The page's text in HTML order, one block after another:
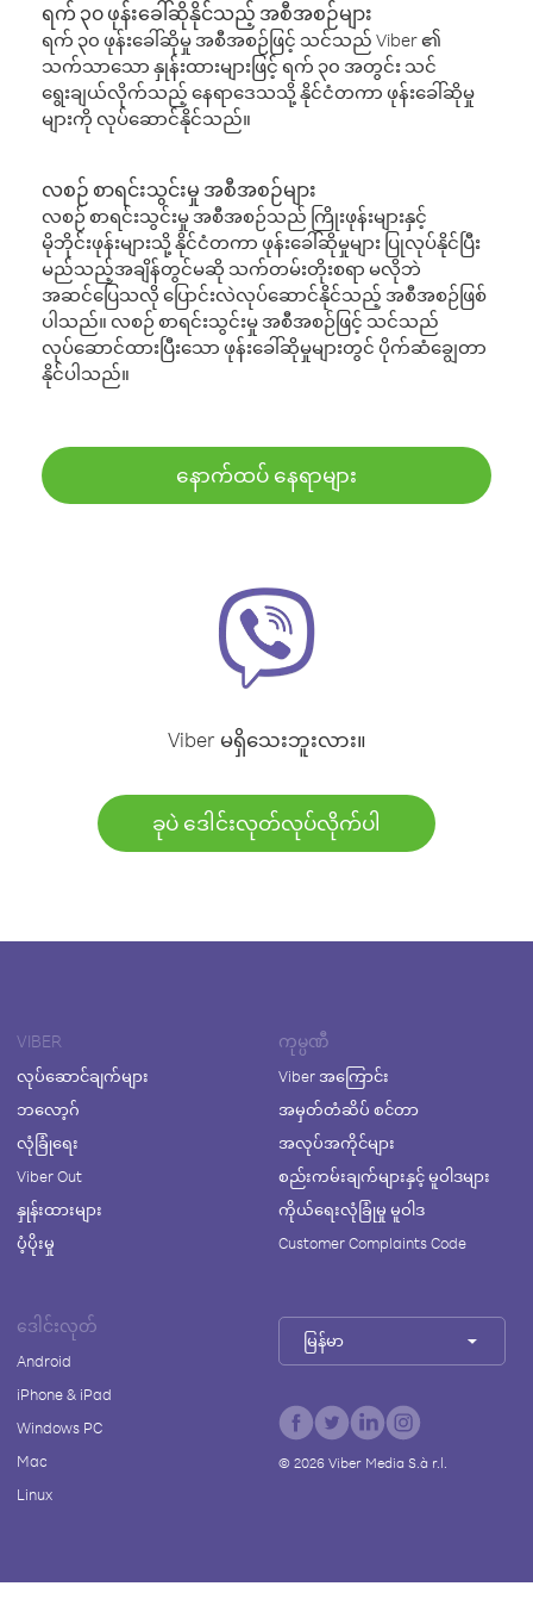
ရက် ၃၀ ဖုန်းခေါ်ဆိုနိုင်သည့် အစီအစဉ်များ
ရက် ၃၀ ဖုန်းခေါ်ဆိုမှု အစီအစဉ်ဖြင့် သင်သည် Viber ၏
သက်သာသော နှုန်းထားများဖြင့် ရက် ၃၀ အတွင်း သင်
ရွေးချယ်လိုက်သည့် နေရာဒေသသို့ နိုင်ငံတကာ ဖုန်းခေါ်ဆိုမှု
များကို လုပ်ဆောင်နိုင်သည်။
လစဉ် စာရင်းသွင်းမှု အစီအစဉ်များ
လစဉ် စာရင်းသွင်းမှု အစီအစဉ်သည် ကြိုးဖုန်းများနှင့်
မိုဘိုင်းဖုန်းများသို့ နိုင်ငံတကာ ဖုန်းခေါ်ဆိုမှုများ ပြုလုပ်နိုင်ပြီး
မည်သည့်အချိန်တွင်မဆို သက်တမ်းတိုးစရာ မလိုဘဲ
အဆင်ပြေသလို ပြောင်းလဲလုပ်ဆောင်နိုင်သည့် အစီအစဉ်ဖြစ်
ပါသည်။ လစဉ် စာရင်းသွင်းမှု အစီအစဉ်ဖြင့် သင်သည်
လုပ်ဆောင်ထားပြီးသော ဖုန်းခေါ်ဆိုမှုများတွင် ပိုက်ဆံချွေတာ
နိုင်ပါသည်။
နောက်ထပ် နေရာများ
Viber မရှိသေးဘူးလား။
ခုပဲ ဒေါင်းလုတ်လုပ်လိုက်ပါ
VIBER
လုပ်ဆောင်ချက်များ
ဘလော့ဂ်
လုံခြုံရေး
Viber Out
နှုန်းထားများ
ပံ့ပိုးမှု
ကုမ္ပဏီ
Viber အကြောင်း
အမှတ်တံဆိပ် စင်တာ
အလုပ်အကိုင်များ
စည်းကမ်းချက်များနှင့် မူဝါဒများ
ကိုယ်ရေးလုံခြုံမှု မူဝါဒ
Customer Complaints Code
ဒေါင်းလုတ်
Android
iPhone & iPad
Windows PC
Mac
Linux
မြန်မာ
© 2026Viber Media S.à r.l.